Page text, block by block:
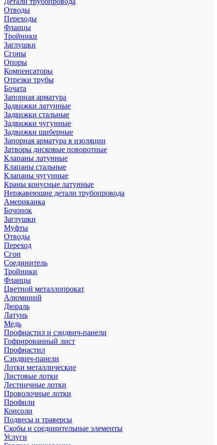
Отводы
Переходы
Фланцы
Тройники
Заглушки
Сгоны
Опоры
Компенсаторы
Отрезки трубы
Бочата
Запорная арматура
Задвижки латунные
Задвижки стальные
Задвижки чугунные
Задвижки шиберные
Запорная арматура в изоляции
Затворы дисковые поворотные
Клапаны латунные
Клапаны стальные
Клапаны чугунные
Краны конусные латунные
Нержавеющие детали трубопровода
Американка
Бочонок
Заглушки
Муфты
Отводы
Переход
Сгон
Соединитель
Тройники
Фланцы
Цветной металлопрокат
Алюминий
Дюраль
Латунь
Медь
Профнастил и сэндвич-панели
Гофрированный лист
Профнастил
Сэндвич-панели
Лотки металлические
Листовые лотки
Лестничные лотки
Проволочные лотки
Профили
Консоли
Подвесы и траверсы
Скобы и соединительные элементы
Услуги